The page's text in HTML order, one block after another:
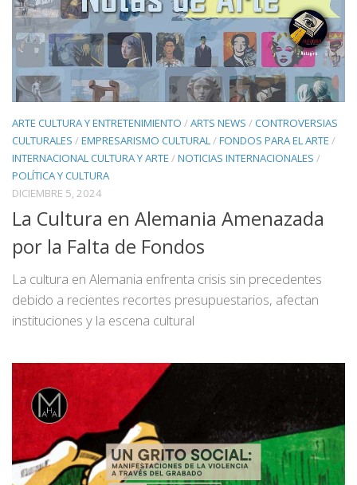
ARTE CULTURA Y ENTRETENIMIENTO /ARTS NEWS /CONTROVERSIAS
CULTURALES /EMPRESARISMO CULTURAL/FONDOS PARA EL ARTE /
INTERNACIONAL CULTURA Y ARTE /NOTICIAS INTERNACIONALES /
POLÍTICA Y CULTURA
DICIEMBRE 5, 2024
La Cultura en Alemania Amenazada
por la Falta de Fondos
La cultura en Alemania enfrenta crisis sin precedentes
debido a recientes recortes presupuestarios, afectan
instituciones y la escena cultural